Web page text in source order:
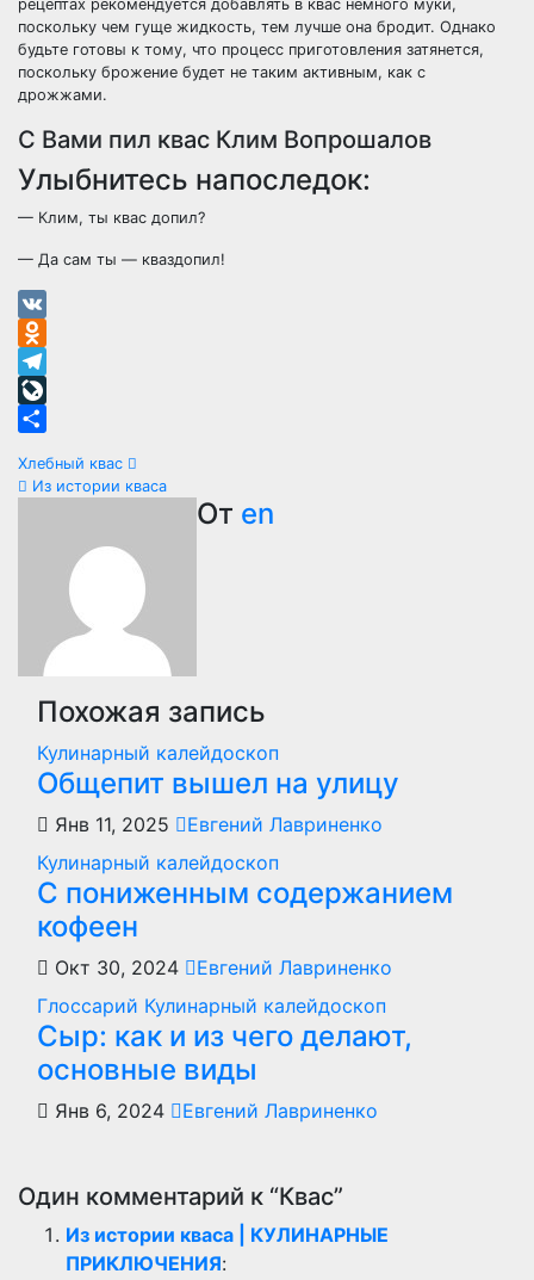
рецептах рекомендуется добавлять в квас немного муки,
поскольку чем гуще жидкость, тем лучше она бродит. Однако
будьте готовы к тому, что процесс приготовления затянется,
поскольку брожение будет не таким активным, как с
дрожжами.
С Вами пил квас Клим Вопрошалов
Улыбнитесь напоследок:
— Клим, ты квас допил?
— Да сам ты — кваздопил!
VK
Odnoklassniki
Telegram
LiveJournal
Навигация
записям
Хлебный квас
Из истории кваса
От en
Похожая запись
Кулинарный калейдоскоп
Общепит вышел на улицу
Янв 11, 2025
Евгений Лавриненко
Кулинарный калейдоскоп
С пониженным содержанием
кофеен
Окт 30, 2024
Евгений Лавриненко
Глоссарий Кулинарный калейдоскоп
Сыр: как и из чего делают,
основные виды
Янв 6, 2024 Евгений Лавриненко
Один комментарий к “Квас”
Из истории кваса | КУЛИНАРНЫЕ
ПРИКЛЮЧЕНИЯ: